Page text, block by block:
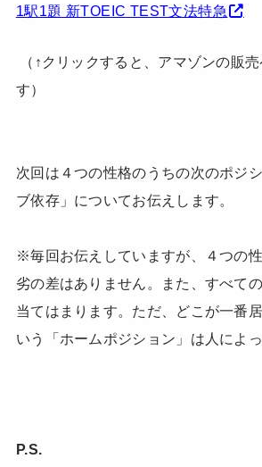
1駅1題 新TOEIC TEST文法特急
（↑クリックすると、アマゾンの販
す）
次回は４つの性格のうちの次のポジ
ブ依存」についてお伝えします。
※毎回お伝えしていますが、４つの
劣の差はありません。また、すべて
当てはまります。ただ、どこが一番
いう「ホームポジション」は人によっ
P.S.